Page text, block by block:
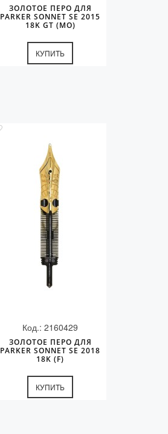
ЗОЛОТОЕ ПЕРО ДЛЯ
PARKER SONNET SE 2015
18K GT (MO)
КУПИТЬ
Код.: 2160429
ЗОЛОТОЕ ПЕРО ДЛЯ
PARKER SONNET SE 2018
18K (F)
КУПИТЬ